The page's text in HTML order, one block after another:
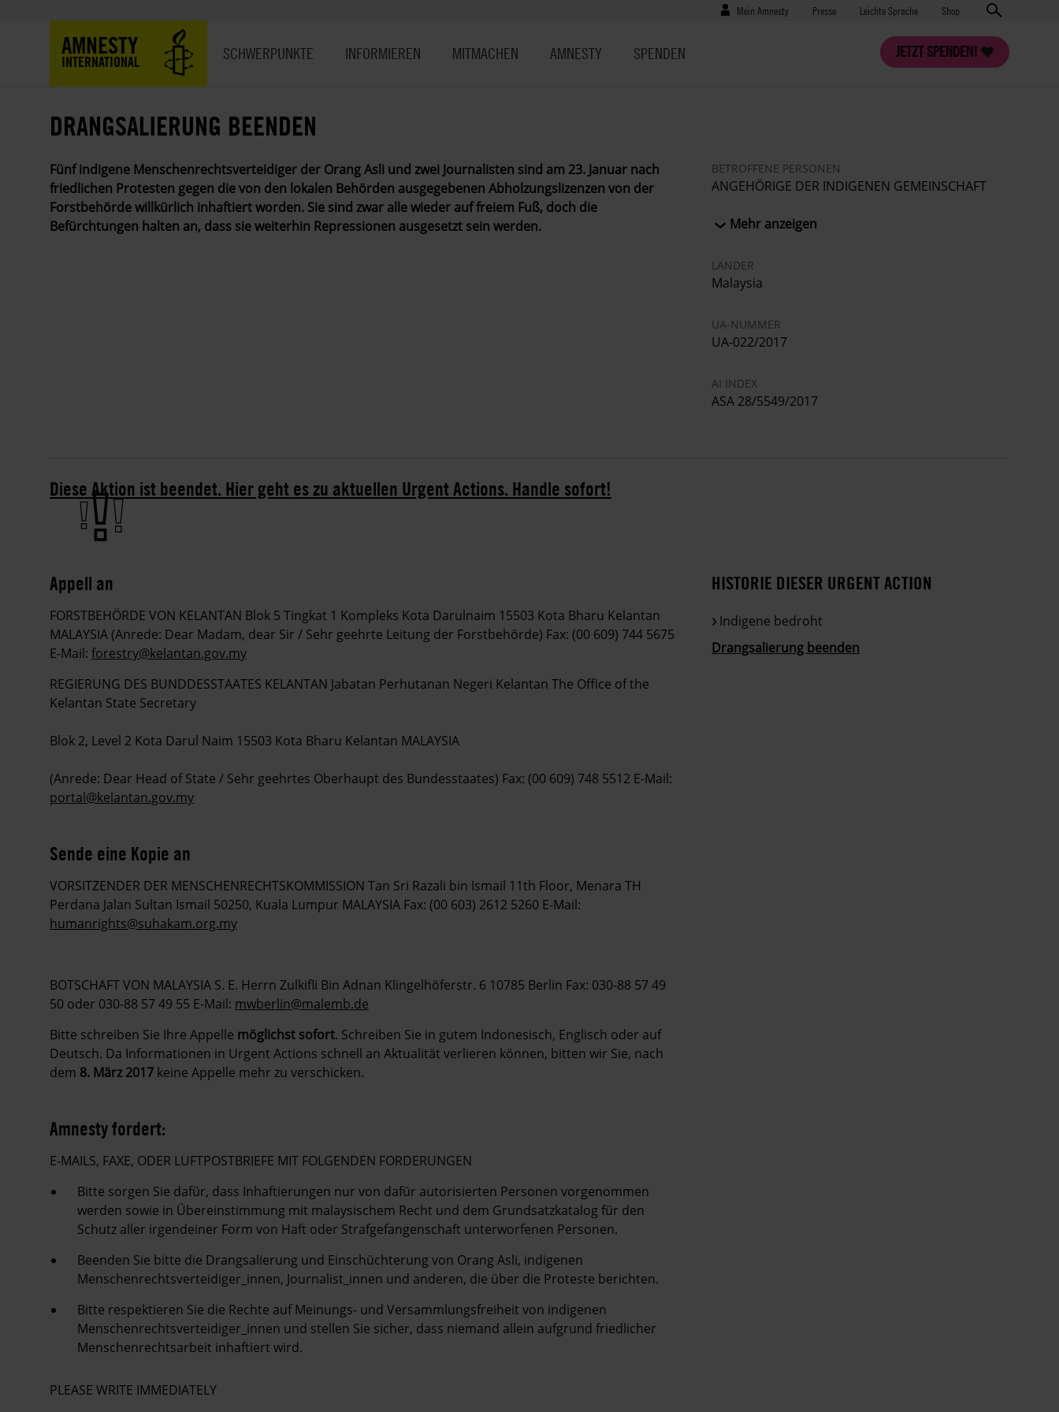
Benutzermenü
Mein Amnesty Presse
Presse Leichte Sprache Shop
AMNESTY
INTERNATIONAL
JETZT SPENDEN!
SCHWERPUNKTE INFORMIEREN MITMACHEN AMNESTY SPENDEN
DRANGSALIERUNG BEENDEN
Fünf indigene Menschenrechtsverteidiger der Orang Asli und zwei Journalisten sind am 23. Januar nach
friedlichen Protesten gegen die von den lokalen Behörden ausgegebenen Abholzungslizenzen von der
Forstbehörde willkürlich inhaftiert worden. Sie sind zwar alle wieder auf freiem Fuß, doch die
Befürchtungen halten an, dass sie weiterhin Repressionen ausgesetzt sein werden.
BETROFFENE PERSONEN
ANGEHÖRIGE DER INDIGENEN GEMEINSCHAFT
Mehr anzeigen
LÄNDER
Malaysia
UA-NUMMER
UA-022/2017
AI INDEX
ASA 28/5549/2017
Diese Aktion ist beendet. Hier geht es zu aktuellen Urgent Actions. Handle sofort!
Appell an
FORSTBEHÖRDE VON KELANTAN Blok 5 Tingkat 1 Kompleks Kota Darulnaim 15503 Kota Bharu Kelantan
MALAYSIA (Anrede: Dear Madam, dear Sir / Sehr geehrte Leitung der Forstbehörde) Fax: (00 609) 744 5675
E-Mail: forestry@kelantan.gov.my
REGIERUNG DES BUNDDESSTAATES KELANTAN Jabatan Perhutanan Negeri Kelantan The Office of the
Kelantan State Secretary
Blok 2, Level 2 Kota Darul Naim 15503 Kota Bharu Kelantan MALAYSIA
(Anrede: Dear Head of State / Sehr geehrtes Oberhaupt des Bundesstaates) Fax: (00 609) 748 5512 E-Mail:
portal@kelantan.gov.my
Sende eine Kopie an
VORSITZENDER DER MENSCHENRECHTSKOMMISSION Tan Sri Razali bin Ismail 11th Floor, Menara TH
Perdana Jalan Sultan Ismail 50250, Kuala Lumpur MALAYSIA Fax: (00 603) 2612 5260 E-Mail:
humanrights@suhakam.org.my
BOTSCHAFT VON MALAYSIA S. E. Herrn Zulkifli Bin Adnan Klingelhöferstr. 6 10785 Berlin Fax: 030-88 57 49
50 oder 030-88 57 49 55 E-Mail: mwberlin@malemb.de
Bitte schreiben Sie Ihre Appelle möglichst sofort. Schreiben Sie in gutem Indonesisch, Englisch oder auf
Deutsch. Da Informationen in Urgent Actions schnell an Aktualität verlieren können, bitten wir Sie, nach
dem 8. März 2017 keine Appelle mehr zu verschicken.
Amnesty fordert:
E-MAILS, FAXE, ODER LUFTPOSTBRIEFE MIT FOLGENDEN FORDERUNGEN
Bitte sorgen Sie dafür, dass Inhaftierungen nur von dafür autorisierten Personen vorgenommen
werden sowie in Übereinstimmung mit malaysischem Recht und dem Grundsatzkatalog für den
Schutz aller irgendeiner Form von Haft oder Strafgefangenschaft unterworfenen Personen.
Beenden Sie bitte die Drangsalierung und Einschüchterung von Orang Asli, indigenen
Menschenrechtsverteidiger_innen, Journalist_innen und anderen, die über die Proteste berichten.
Bitte respektieren Sie die Rechte auf Meinungs- und Versammlungsfreiheit von indigenen
Menschenrechtsverteidiger_innen und stellen Sie sicher, dass niemand allein aufgrund friedlicher
Menschenrechtsarbeit inhaftiert wird.
PLEASE WRITE IMMEDIATELY
HISTORIE DIESER URGENT ACTION
Indigene bedroht
Drangsalierung beenden